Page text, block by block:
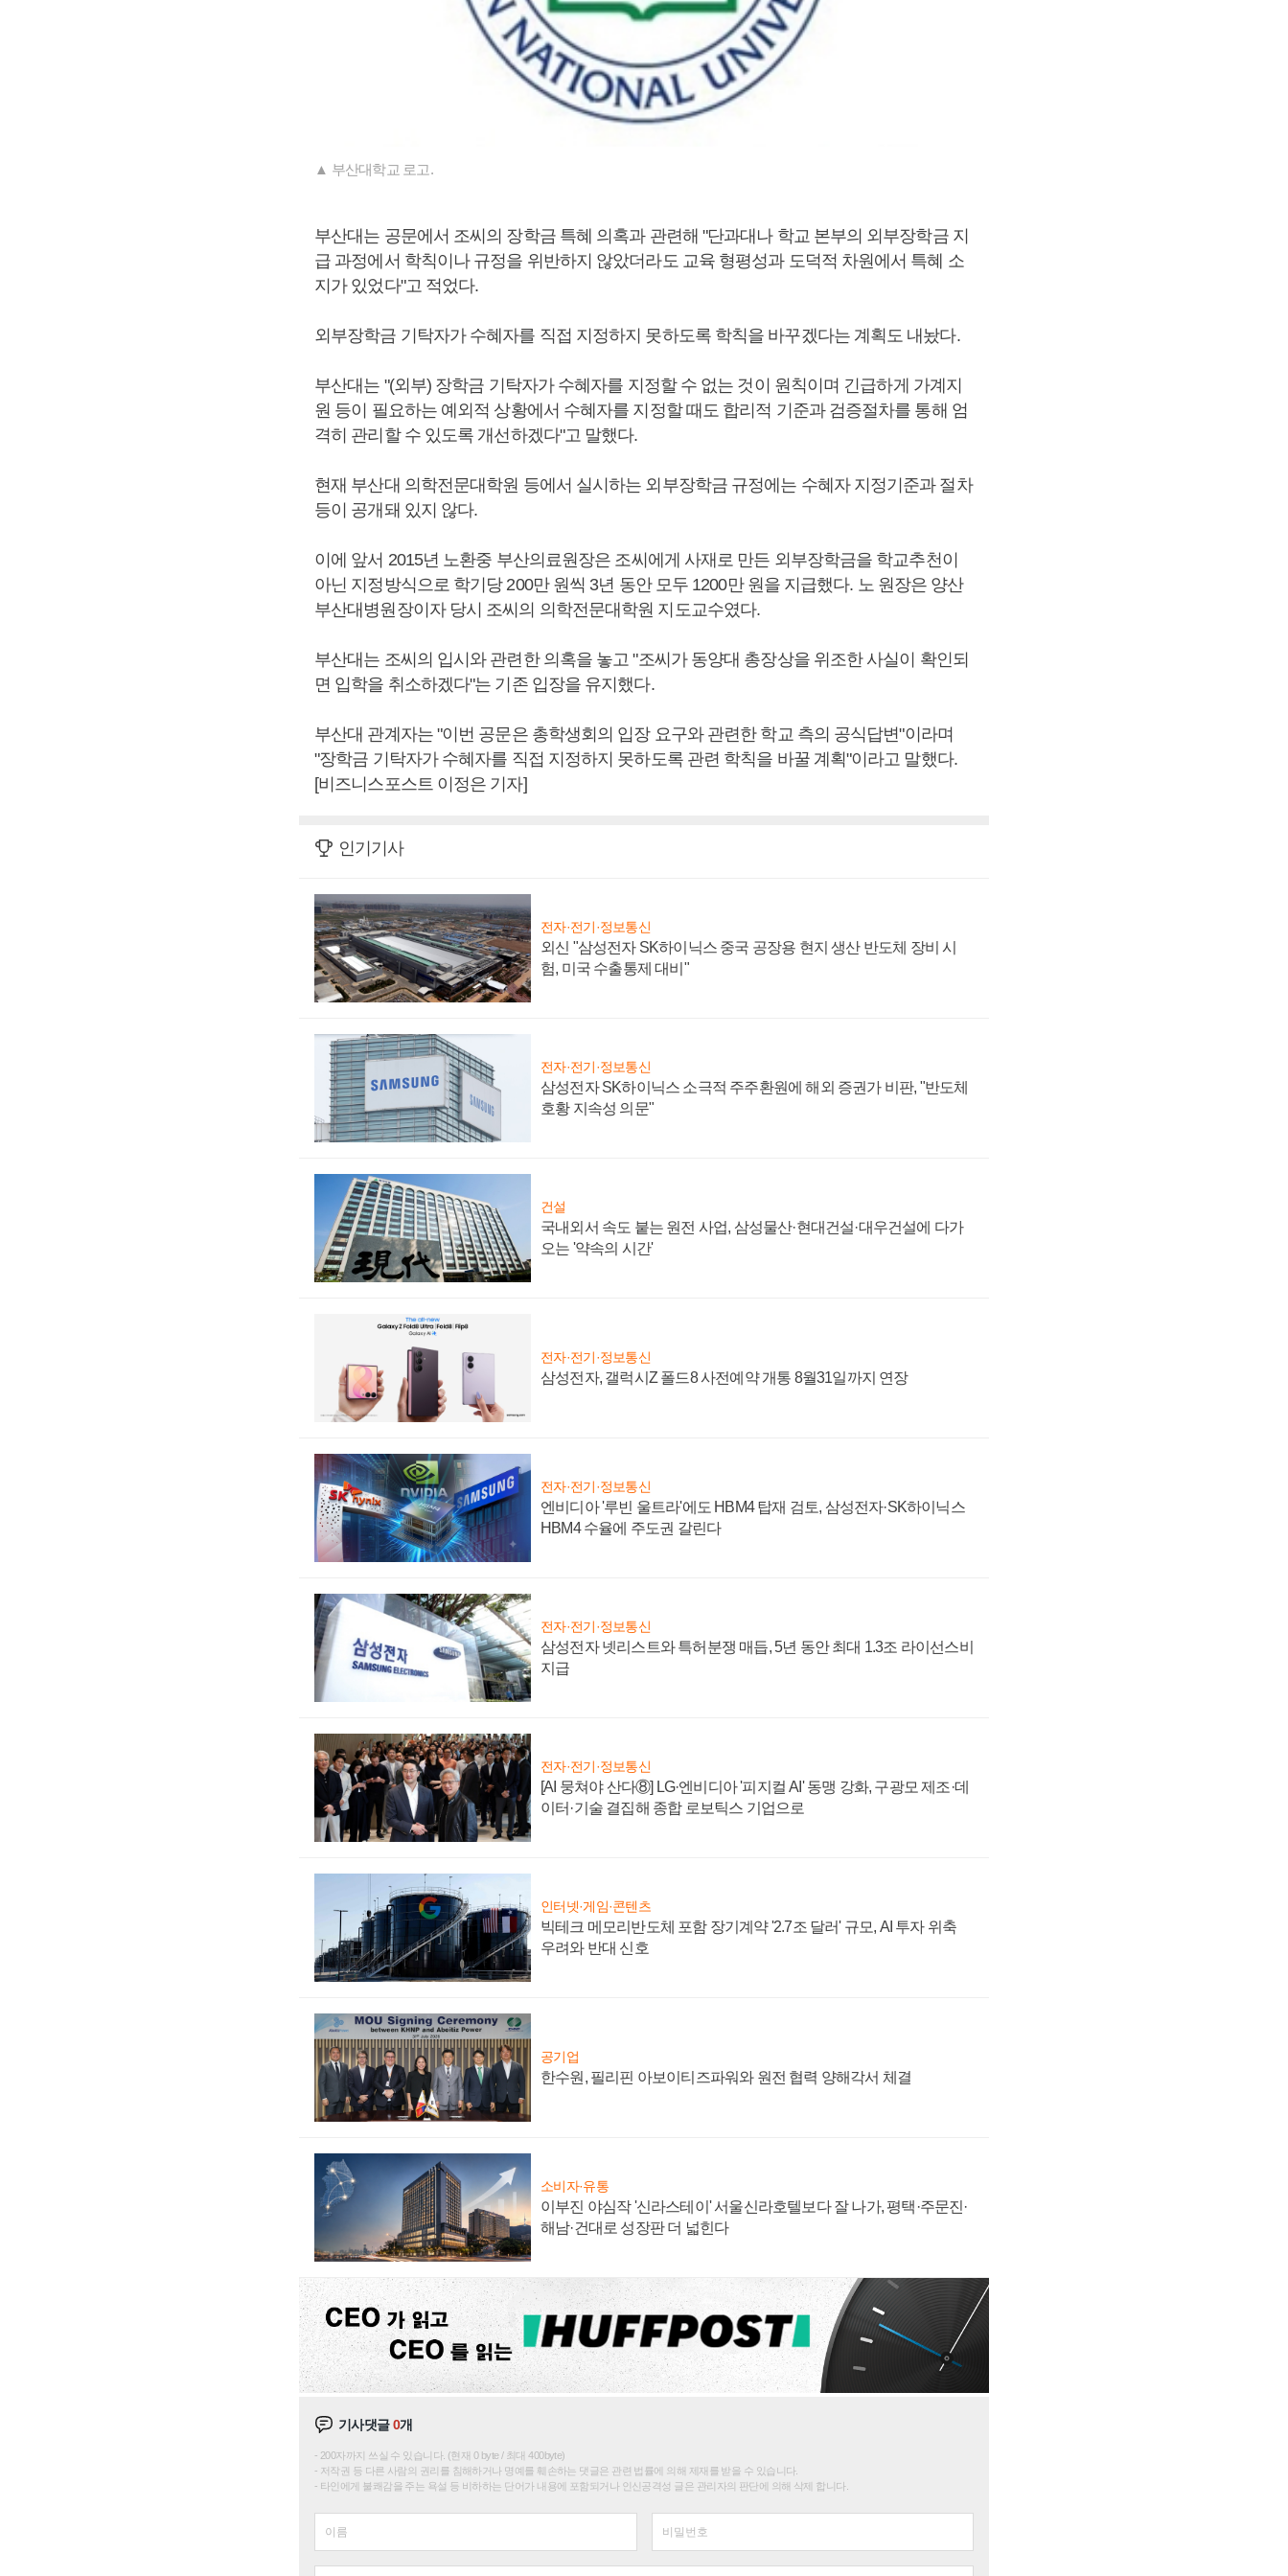
▲ 부산대학교 로고.
부산대는 공문에서 조씨의 장학금 특혜 의혹과 관련해 "단과대나 학교 본부의 외부장학금 지
급 과정에서 학칙이나 규정을 위반하지 않았더라도 교육 형평성과 도덕적 차원에서 특혜 소
지가 있었다"고 적었다.
외부장학금 기탁자가 수혜자를 직접 지정하지 못하도록 학칙을 바꾸겠다는 계획도 내놨다.
부산대는 "(외부) 장학금 기탁자가 수혜자를 지정할 수 없는 것이 원칙이며 긴급하게 가계지
원 등이 필요하는 예외적 상황에서 수혜자를 지정할 때도 합리적 기준과 검증절차를 통해 엄
격히 관리할 수 있도록 개선하겠다"고 말했다.
현재 부산대 의학전문대학원 등에서 실시하는 외부장학금 규정에는 수혜자 지정기준과 절차
등이 공개돼 있지 않다.
이에 앞서 2015년 노환중 부산의료원장은 조씨에게 사재로 만든 외부장학금을 학교추천이
아닌 지정방식으로 학기당 200만 원씩 3년 동안 모두 1200만 원을 지급했다. 노 원장은 양산
부산대병원장이자 당시 조씨의 의학전문대학원 지도교수였다.
부산대는 조씨의 입시와 관련한 의혹을 놓고 "조씨가 동양대 총장상을 위조한 사실이 확인되
면 입학을 취소하겠다"는 기존 입장을 유지했다.
부산대 관계자는 "이번 공문은 총학생회의 입장 요구와 관련한 학교 측의 공식답변"이라며
"장학금 기탁자가 수혜자를 직접 지정하지 못하도록 관련 학칙을 바꿀 계획"이라고 말했다.
[비즈니스포스트 이정은 기자]
인기기사
전자·전기·정보통신
외신 "삼성전자 SK하이닉스 중국 공장용 현지 생산 반도체 장비 시
험, 미국 수출통제 대비"
전자·전기·정보통신
삼성전자 SK하이닉스 소극적 주주환원에 해외 증권가 비판, "반도체
호황 지속성 의문"
건설
국내외서 속도 붙는 원전 사업, 삼성물산·현대건설·대우건설에 다가
오는 '약속의 시간'
전자·전기·정보통신
삼성전자, 갤럭시Z 폴드8 사전예약 개통 8월31일까지 연장
전자·전기·정보통신
엔비디아 '루빈 울트라'에도 HBM4 탑재 검토, 삼성전자·SK하이닉스
HBM4 수율에 주도권 갈린다
전자·전기·정보통신
삼성전자 넷리스트와 특허분쟁 매듭, 5년 동안 최대 1.3조 라이선스비
지급
전자·전기·정보통신
[AI 뭉쳐야 산다⑧] LG·엔비디아 '피지컬 AI' 동맹 강화, 구광모 제조·데
이터·기술 결집해 종합 로보틱스 기업으로
인터넷·게임·콘텐츠
빅테크 메모리반도체 포함 장기계약 '2.7조 달러' 규모, AI 투자 위축
우려와 반대 신호
공기업
한수원, 필리핀 아보이티즈파워와 원전 협력 양해각서 체결
소비자·유통
이부진 야심작 '신라스테이' 서울신라호텔보다 잘 나가, 평택·주문진·
해남·건대로 성장판 더 넓힌다
기사댓글0개
200자까지 쓰실 수 있습니다. (현재 0 byte / 최대 400byte)
저작권 등 다른 사람의 권리를 침해하거나 명예를 훼손하는 댓글은 관련 법률에 의해 제재를 받을 수 있습니다.
타인에게 불쾌감을 주는 욕설 등 비하하는 단어가 내용에 포함되거나 인신공격성 글은 관리자의 판단에 의해 삭제 합니다.